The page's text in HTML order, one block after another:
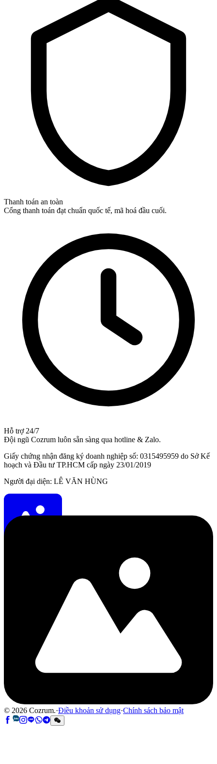
Thanh toán an toàn
Cổng thanh toán đạt chuẩn quốc tế, mã hoá đầu cuối.
Hỗ trợ 24/7
Đội ngũ Cozrum luôn sẵn sàng qua hotline & Zalo.
Giấy chứng nhận đăng ký doanh nghiệp số: 0315495959 do Sở Kế
hoạch và Đầu tư TP.HCM cấp ngày 23/01/2019
Người đại diện: LÊ VĂN HÙNG
© 2026 Cozrum.·Điều khoản sử dụng·Chính sách bảo mật